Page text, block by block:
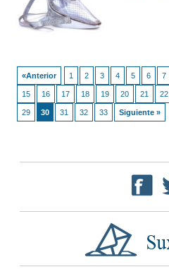
«Anterior 1 2 3 4 5 6 7
15 16 17 18 19 20 21 22
29 30 31 32 33 Siguiente »